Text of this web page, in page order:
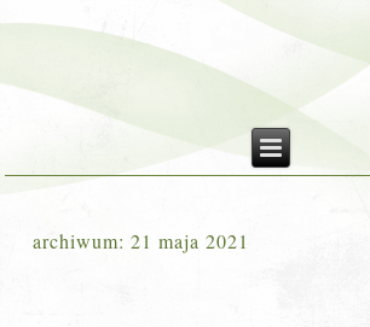
archiwum:21 maja 2021